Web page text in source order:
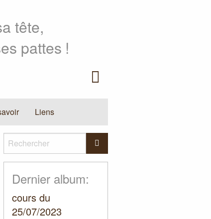
tête,
pattes !
Liens
Rechercher
Dernier album:
cours du
25/07/2023